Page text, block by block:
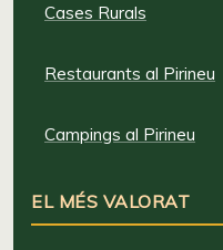
Cases Rurals
Restaurants al Pirineu
Campings al Pirineu
EL MÉS VALORAT